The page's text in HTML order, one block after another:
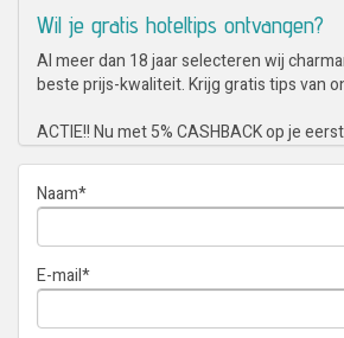
Wil je gratis hoteltips ontvangen?
Al meer dan 18 jaar selecteren wij
beste prijs-kwaliteit. Krijg gratis tips van
ACTIE!! Nu met 5% CASHBACK op je
Naam*
E-mail*